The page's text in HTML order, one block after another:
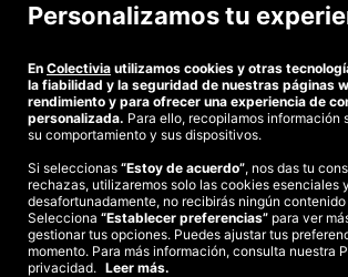
Términos y condiciones|Política de privacidad
Estudio turismo de verano
Compra segura
Te garantizamos el pago en todas tus
Somos agencia de viajes. CIE:
Personalizamos tu
En Colectivia utilizamos cookies y otras
la fiabilidad y la seguridad de nuestras páginas
rendimiento y para ofrecer una experiencia de
personalizada. Para ello, recopilamos información
su comportamiento y sus dispositivos.
Si seleccionas “Estoy de acuerdo”, nos das tu
rechazas, utilizaremos solo las cookies esenciales
desafortunadamente, no recibirás ningún
Selecciona “Establecer preferencias” para ver
gestionar tus opciones. Puedes ajustar tus
momento. Para más información, consulta nuestra
privacidad. Leer más.